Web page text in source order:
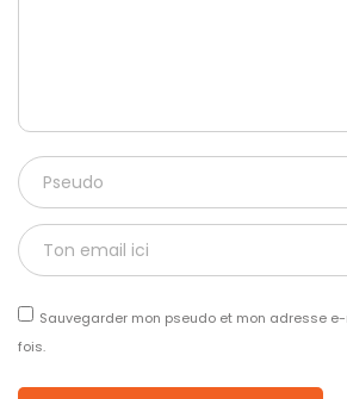
Sauvegarder mon pseudo et mon adresse
fois.